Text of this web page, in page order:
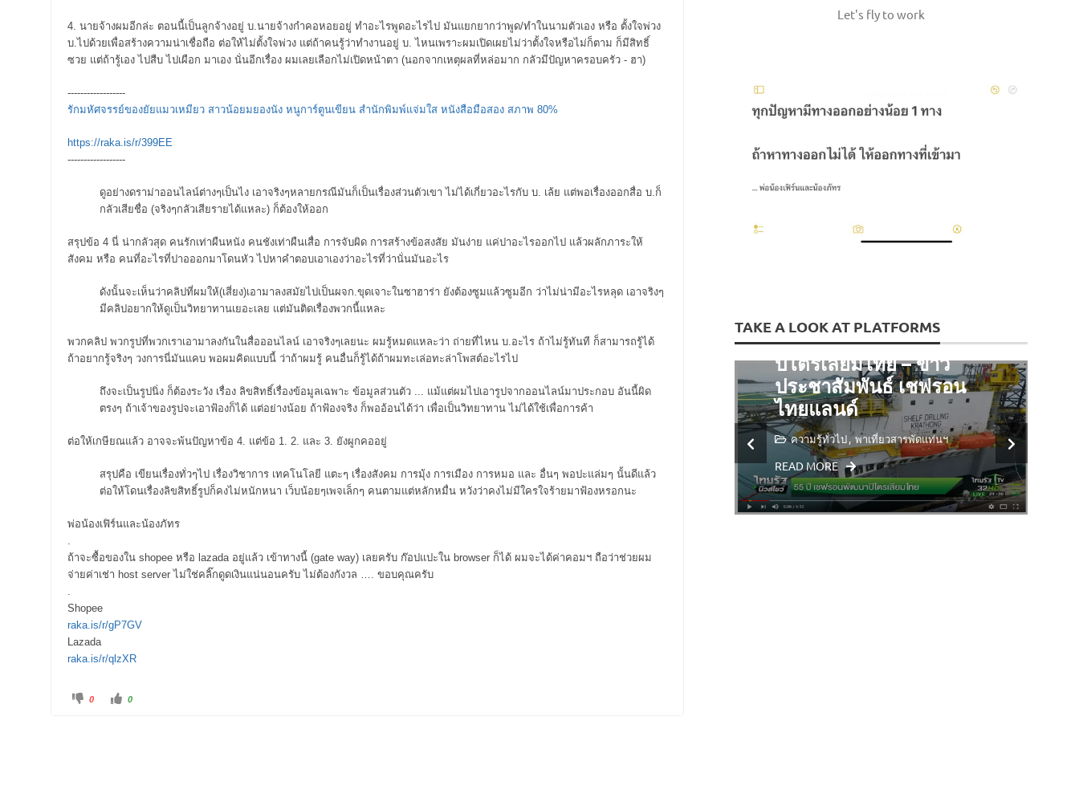
4. นายจ้างผมอีกล่ะ ตอนนี้เป็นลูกจ้างอยู่ บ.นายจ้างกำคอหอยอยู่ ทำอะไรพูดอะไรไป มันแยกยากว่าพูด/ทำในนามตัวเอง หรือ ตั้งใจพ่วง
บ.ไปด้วยเพื่อสร้างความน่าเชื่อถือ ต่อให้ไม่ตั้งใจพ่วง แต่ถ้าคนรู้ว่าทำงานอยู่ บ. ไหนเพราะผมเปิดเผยไม่ว่าตั้งใจหรือไม่ก็ตาม ก็มีสิทธิ์
ซวย แต่ถ้ารู้เอง ไปสืบ ไปเผือก มาเอง นั่นอีกเรื่อง ผมเลยเลือกไม่เปิดหน้าตา (นอกจากเหตุผลที่หล่อมาก กลัวมีปัญหาครอบครัว - ฮา)
------------------
รักมหัศจรรย์ของยัยแมวเหมียว สาวน้อยมยองนัง หนูการ์ตูนเขียน สำนักพิมพ์แจ่มใส หนังสือมือสอง สภาพ 80%
https://raka.is/r/399EE
------------------
ดูอย่างดราม่าออนไลน์ต่างๆเป็นไง เอาจริงๆหลายกรณีมันก็เป็นเรื่องส่วนตัวเขา ไม่ได้เกี่ยวอะไรกับ บ. เล้ย แต่พอเรื่องออกสื่อ บ.ก็
กลัวเสียชื่อ (จริงๆกลัวเสียรายได้แหละ) ก็ต้องให้ออก
สรุปข้อ 4 นี่ น่ากลัวสุด คนรักเท่าผืนหนัง คนชังเท่าผืนเสื่อ การจับผิด การสร้างข้อสงสัย มันง่าย แค่ปาอะไรออกไป แล้วผลักภาระให้
สังคม หรือ คนที่อะไรที่ปาอออกมาโดนหัว ไปหาคำตอบเอาเองว่าอะไรที่ว่านั่นมันอะไร
ดังนั้นจะเห็นว่าคลิปที่ผมให้(เสี่ยง)เอามาลงสมัยไปเป็นผจก.ขุดเจาะในซาฮาร่า ยังต้องซูมแล้วซูมอีก ว่าไม่น่ามีอะไรหลุด เอาจริงๆ
มีคลิปอยากให้ดูเป็นวิทยาทานเยอะเลย แต่มันติดเรื่องพวกนี้แหละ
พวกคลิป พวกรูปที่พวกเราเอามาลงกันในสื่อออนไลน์ เอาจริงๆเลยนะ ผมรู้หมดแหละว่า ถ่ายที่ไหน บ.อะไร ถ้าไม่รู้ทันที ก็สามารถรู้ได้
ถ้าอยากรู้จริงๆ วงการนี่มันแคบ พอผมคิดแบบนี้ ว่าถ้าผมรู้ คนอื่นก็รู้ได้ถ้าผมทะเล่อทะล่าโพสต์อะไรไป
ถึงจะเป็นรูปนิ่ง ก็ต้องระวัง เรื่อง ลิขสิทธิ์เรื่องข้อมูลเฉพาะ ข้อมูลส่วนตัว ... แม้แต่ผมไปเอารูปจากออนไลน์มาประกอบ อันนี้ผิด
ตรงๆ ถ้าเจ้าของรูปจะเอาฟ้องก็ได้ แต่อย่างน้อย ถ้าฟ้องจริง ก็พออ้อนได้ว่า เพื่อเป็นวิทยาทาน ไม่ได้ใช้เพื่อการค้า
ต่อให้เกษียณแล้ว อาจจะพ้นปัญหาข้อ 4. แต่ข้อ 1. 2. และ 3. ยังผูกคออยู่
สรุปคือ เขียนเรื่องทั่วๆไป เรื่องวิชาการ เทคโนโลยี แตะๆ เรื่องสังคม การมุ้ง การเมือง การหมอ และ อื่นๆ พอปะแล่มๆ นั้นดีแล้ว
ต่อให้โดนเรื่องลิขสิทธิ์รูปก็คงไม่หนักหนา เว็บน้อยๆเพจเล็กๆ คนตามแต่หลักหมื่น หวังว่าคงไม่มีใครใจร้ายมาฟ้องหรอกนะ
พ่อน้องเฟิร์นและน้องภัทร
ถ้าจะซื้อของใน shopee หรือ lazada อยู่แล้ว เข้าทางนี้ (gate way) เลยครับ ก๊อปแปะใน browser ก็ได้ ผมจะได้ค่าคอมฯ ถือว่าช่วยผม
จ่ายค่าเช่า host server ไม่ใช่คลิ๊กดูดเงินแน่นอนครับ ไม่ต้องกังวล …. ขอบคุณครับ
Shopee
raka.is/r/gP7GV
Lazada
raka.is/r/qlzXR
C 0
C 0
Let's fly to work
TAKE A LOOK AT PLATFORMS
jack
วามรู้จัก อภิ
วสารพัดแท่นฯ
เปิดบ้านกลางอ่าว (ไทย)
เชฟรอน – เป็นเกียรติ
อย่างยิ่งที่ได้รับการอ้างอิง
เที่ยวสารพัดแท่นฯ(อื่นๆ)
READ MORE
แท่นขุดเจาะฯ ไฮเทคใน
ทะเลแคสเปี้ยน
READ MORE
55 ปี เชฟรอน พัฒนา
ปิโตรเลียมไทย – ข่าว
ประชาสัมพันธ์ เชฟรอน
ไทยแลนด์
ความรู้ทั่วไป พาเที่ยวสารพัดแท่นฯ
READ MORE